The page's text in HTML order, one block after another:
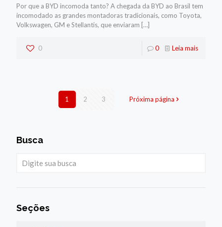
Por que a BYD incomoda tanto? A chegada da BYD ao Brasil tem
incomodado as grandes montadoras tradicionais, como Toyota,
Volkswagen, GM e Stellantis, que enviaram […]
0 0 Leia mais
1 2 3 Próxima página
Busca
Seções